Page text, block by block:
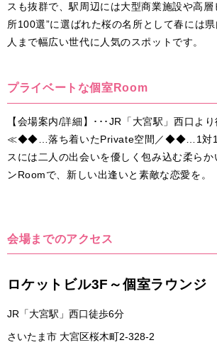
スも抜群で、駅周辺には大型商業施設や高
所100選”に選ばれた桜の名所として春には
人まで幅広い世代に人気のスポットです。
プライベートな個室Room
【会場案内/詳細】･･･JR「大宮駅」西口よ
≪◆◆…落ち着いたPrivate空間／◆◆…1対1
スには二人の出会いを優しく包み込む柔ら
ンRoomで、新しい出逢いと素敵な恋愛を。
会場までのアクセス
ロケットビル3F～個室ラウンジ
JR「大宮駅」西口徒歩6分
さいたま市 大宮区桜木町2-328-2